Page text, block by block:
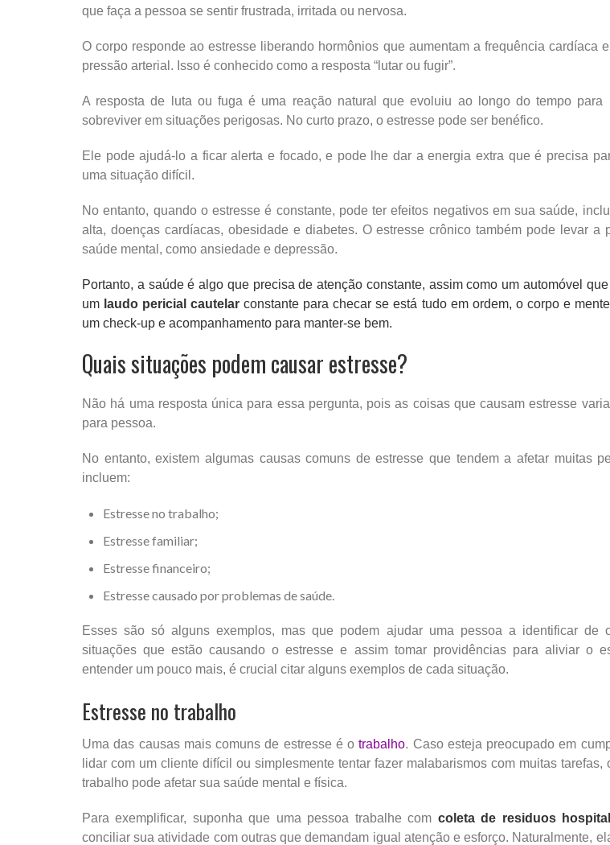
que faça a pessoa se sentir frustrada, irritada ou nervosa.
O corpo responde ao estresse liberando hormônios que aumentam a frequência cardíaca
pressão arterial. Isso é conhecido como a resposta “lutar ou fugir”.
A resposta de luta ou fuga é uma reação natural que evoluiu ao longo do tempo para
sobreviver em situações perigosas. No curto prazo, o estresse pode ser benéfico.
Ele pode ajudá-lo a ficar alerta e focado, e pode lhe dar a energia extra que é precisa
uma situação difícil.
No entanto, quando o estresse é constante, pode ter efeitos negativos em sua saúde,
alta, doenças cardíacas, obesidade e diabetes. O estresse crônico também pode levar a
saúde mental, como ansiedade e depressão.
Portanto, a saúde é algo que precisa de atenção constante, assim como um automóvel
um laudo pericial cautelar constante para checar se está tudo em ordem, o corpo e
um check-up e acompanhamento para manter-se bem.
Quais situações podem causar estresse?
Não há uma resposta única para essa pergunta, pois as coisas que causam estresse
para pessoa.
No entanto, existem algumas causas comuns de estresse que tendem a afetar muitas
incluem:
Estresse no trabalho;
Estresse familiar;
Estresse financeiro;
Estresse causado por problemas de saúde.
Esses são só alguns exemplos, mas que podem ajudar uma pessoa a identificar de
situações que estão causando o estresse e assim tomar providências para aliviar o
entender um pouco mais, é crucial citar alguns exemplos de cada situação.
Estresse no trabalho
Uma das causas mais comuns de estresse é otrabalho. Caso esteja preocupado em
lidar com um cliente difícil ou simplesmente tentar fazer malabarismos com muitas tarefas,
trabalho pode afetar sua saúde mental e física.
Para exemplificar, suponha que uma pessoa trabalhe com coleta de residuos
conciliar sua atividade com outras que demandam igual atenção e esforço. Naturalmente,